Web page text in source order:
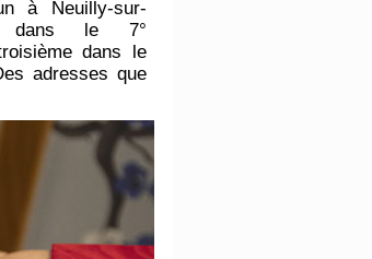
à Neuilly-sur-
dans le 7°
dans le
adresses que